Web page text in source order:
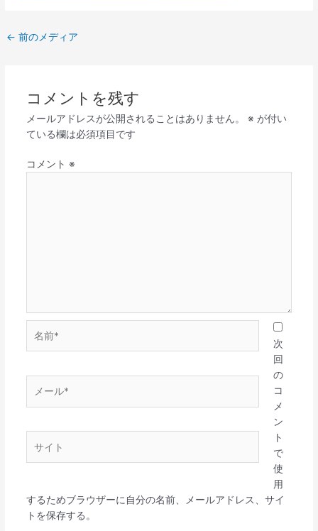
← 前のメディア
コメントを残す
メールアドレスが公開されることはありません。 ※ が付い
ている欄は必須項目です
コメント ※
ー
*
次
回
の
コ
メ
ン
ト
で
使
用
するためブラウザーに自分の名前、メールアドレス、サイ
トを保存する。